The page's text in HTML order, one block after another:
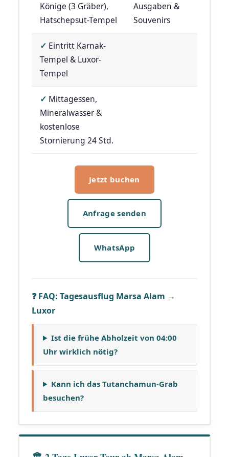
Könige (3 Gräber),
Hatschepsut-Tempel
Ausgaben &
Souvenirs
✓ Eintritt Karnak-
Tempel & Luxor-
Tempel
✓ Mittagessen,
Mineralwasser &
kostenlose
Stornierung 24 Std.
Jetzt buchen
Anfrage senden
WhatsApp
❓ FAQ: Tagesausflug Marsa Alam →
Luxor
Ist die frühe Abholzeit von 04:00
Uhr wirklich nötig?
Kann ich das Tutanchamun-Grab
besuchen?